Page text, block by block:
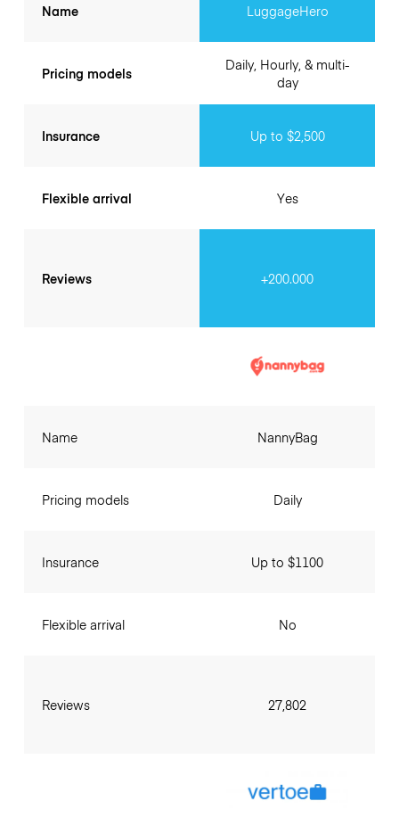
Name
Pricing models
Insurance
Flexible arrival
Reviews
LuggageHero
Daily, Hourly, & multi-
day
Up to $2,500
Yes
+200.000
Name
Pricing models
Insurance
Flexible arrival
Reviews
NannyBag
Daily
Up to $1100
No
27,802